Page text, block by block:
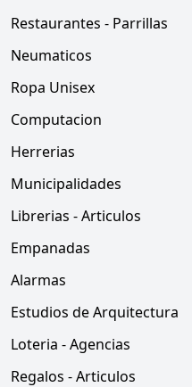
Restaurantes - Parrillas
Neumaticos
Ropa Unisex
Computacion
Herrerias
Municipalidades
Librerias - Articulos
Empanadas
Alarmas
Estudios de Arquitectura
Loteria - Agencias
Regalos - Articulos